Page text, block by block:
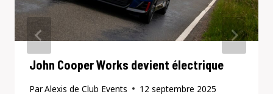
John Cooper Works devient électrique
ParAlexis de Club Events 12 septembre 2025